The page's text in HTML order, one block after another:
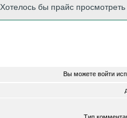
Хотелось бы прайс
Вы можете войти